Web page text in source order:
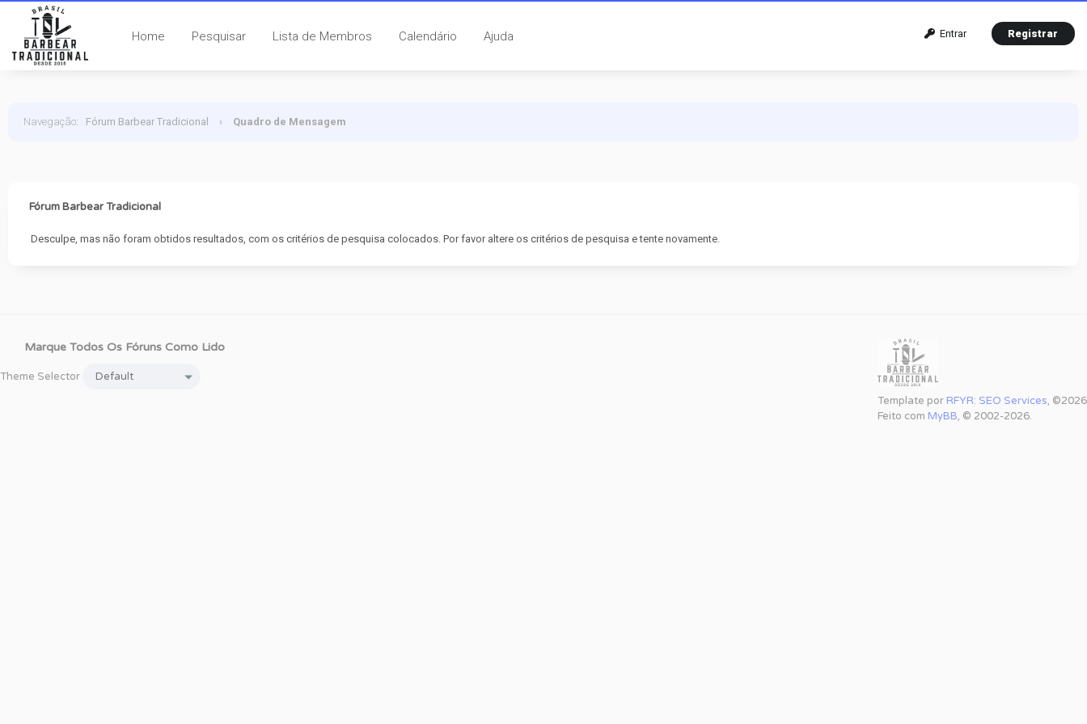
Entrar Registrar
Home Pesquisar Lista de Membros Calendário Ajuda
Navegação: Fórum Barbear Tradicional › Quadro de Mensagem
Fórum Barbear Tradicional
Desculpe, mas não foram obtidos resultados, com os critérios de pesquisa colocados. Por favor altere os critérios de pesquisa e tente novamente.
Template por RFYR: SEO Services, ©2026
Feito com MyBB, © 2002-2026.
Marque Todos Os Fóruns Como Lido
Theme Selector